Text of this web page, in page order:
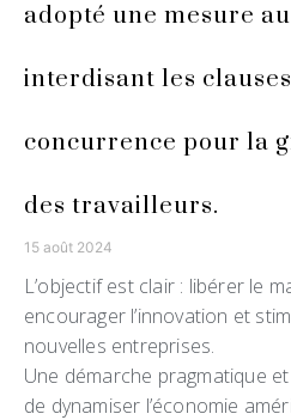
adopté une mesure
interdisant les
concurrence pour la
des travailleurs.
15 août 2024
L’objectif est clair : libérer le
encourager l’innovation et
nouvelles entreprises.
Une démarche pragmatique
de dynamiser l’économie